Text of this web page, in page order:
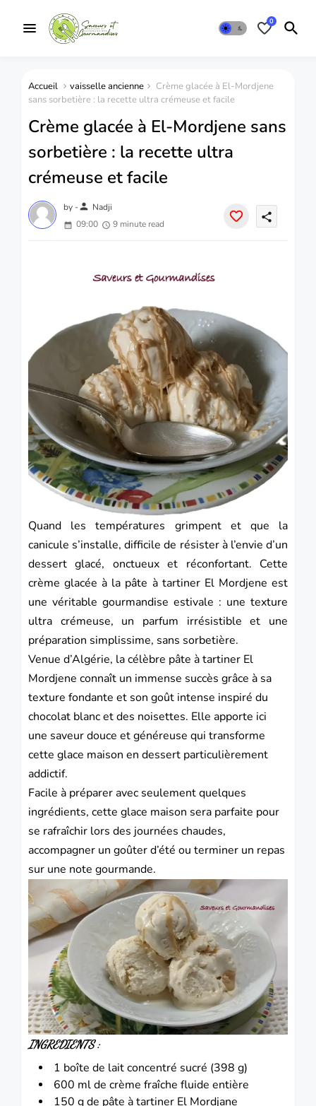
0
Accueil vaisselle ancienne
Crème glacée à El-Mordjene
sans sorbetière : la recette ultra crémeuse et facile
Crème glacée à El-Mordjene sans
sorbetière : la recette ultra
crémeuse et facile
by -person Nadji
09:00
9 minute read
share
Quand les températures grimpent et que la
canicule s’installe, difficile de résister à l’envie d’un
dessert glacé, onctueux et réconfortant. Cette
crème glacée à la pâte à tartiner El Mordjene est
une véritable gourmandise estivale : une texture
ultra crémeuse, un parfum irrésistible et une
préparation simplissime, sans sorbetière.
Venue d’Algérie, la célèbre pâte à tartiner El
Mordjene connaît un immense succès grâce à sa
texture fondante et son goût intense inspiré du
chocolat blanc et des noisettes. Elle apporte ici
une saveur douce et généreuse qui transforme
cette glace maison en dessert particulièrement
addictif.
Facile à préparer avec seulement quelques
ingrédients, cette glace maison sera parfaite pour
se rafraîchir lors des journées chaudes,
accompagner un goûter d’été ou terminer un repas
sur une note gourmande.
INGREDIENTS :
1 boîte de lait concentré sucré (398 g)
600 ml de crème fraîche fluide entière
150 g de pâte à tartiner El Mordjane